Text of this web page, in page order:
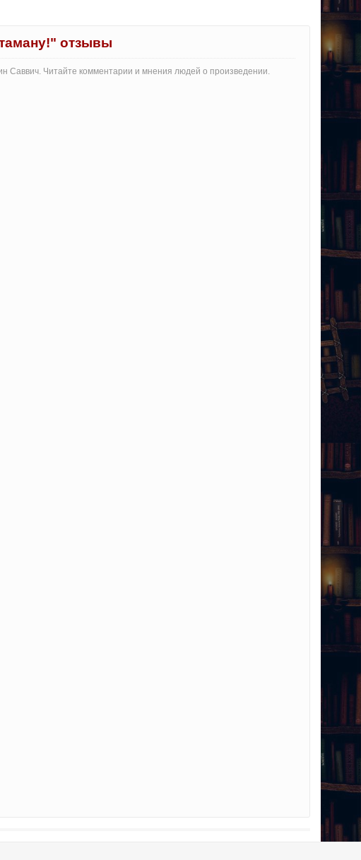
отзывы
Саввич. Читайте комментарии и мнения людей о произведении.